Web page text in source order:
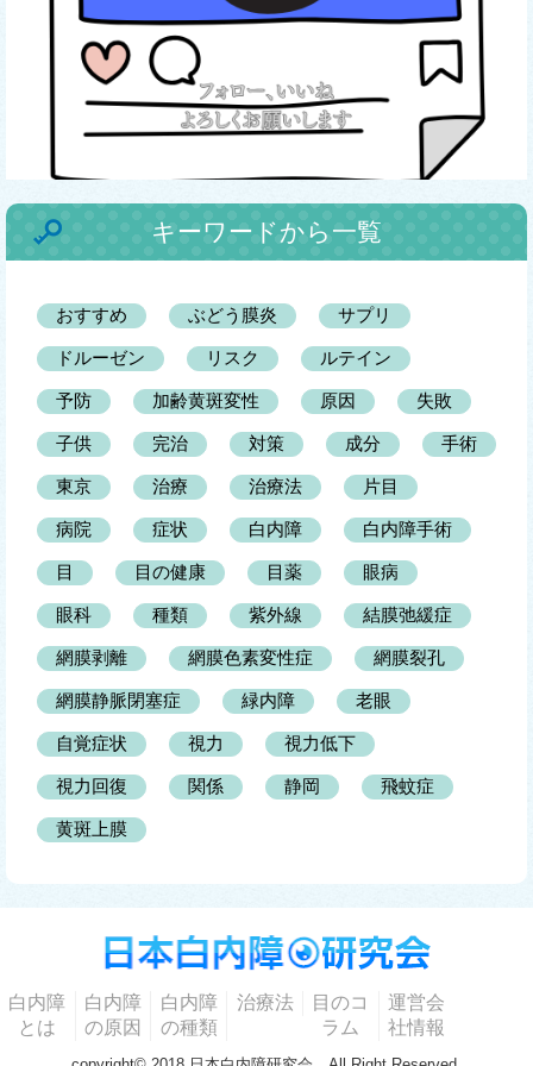
キーワードから一覧
おすすめ ぶどう膜炎 サプリ
ドルーゼン リスク ルテイン
予防 加齢黄斑変性 原因 失敗
子供 完治 対策 成分 手術
東京 治療 治療法 片目
病院 症状 白内障 白内障手術
目 目の健康 目薬 眼病
眼科 種類 紫外線 結膜弛緩症
網膜剥離 網膜色素変性症 網膜裂孔
網膜静脈閉塞症 緑内障 老眼
自覚症状 視力 視力低下
視力回復 関係 静岡 飛蚊症
黄斑上膜
白内障
とは
白内障
の原因
白内障
の種類
治療法
目のコ
ラム
運営会
社情報